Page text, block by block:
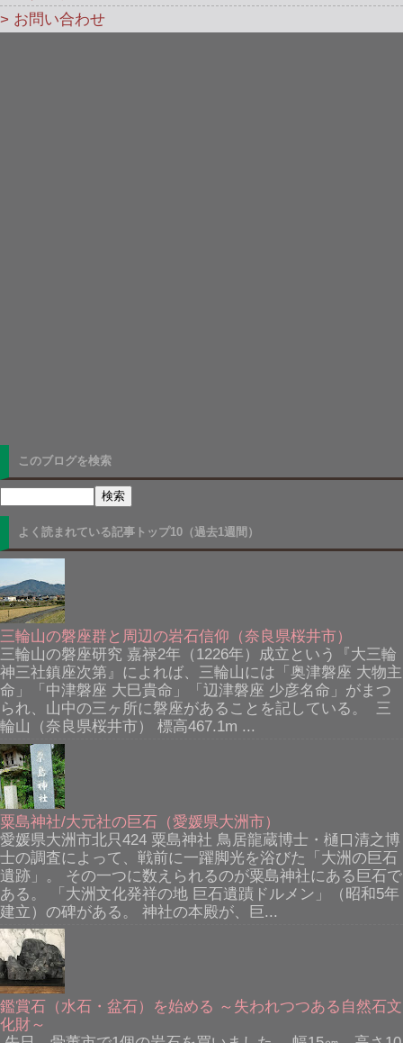
> お問い合わせ
このブログを検索
よく読まれている記事トップ10（過去1週間）
三輪山の磐座群と周辺の岩石信仰（奈良県桜井市）
三輪山の磐座研究 嘉禄2年（1226年）成立という『大三輪
神三社鎮座次第』によれば、三輪山には「奥津磐座 大物主
命」「中津磐座 大巳貴命」「辺津磐座 少彦名命」がまつ
られ、山中の三ヶ所に磐座があることを記している。 三
輪山（奈良県桜井市） 標高467.1m ...
粟島神社/大元社の巨石（愛媛県大洲市）
愛媛県大洲市北只424 粟島神社 鳥居龍蔵博士・樋口清之博
士の調査によって、戦前に一躍脚光を浴びた「大洲の巨石
遺跡」。 その一つに数えられるのが粟島神社にある巨石で
ある。 「大洲文化発祥の地 巨石遺蹟ドルメン」（昭和5年
建立）の碑がある。 神社の本殿が、巨...
鑑賞石（水石・盆石）を始める ～失われつつある自然石文
化財～